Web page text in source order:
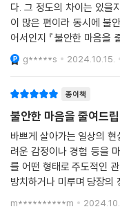
다. 그 정도의 차이는 있을
이 많은 편이라 동시에 불
어서인지 『불안한 마음을
하고 말하는 이 책의 내용
광고 속에 이런 불안감을 줄
g*****s 2024.10.15.
종이책
불안한 마음을 줄여드
바쁘게 살아가는 일상의
려운 감정이나 경험 등을
를 어떤 형태로 주도적인
방치하거나 미루며 당장의
는 건 아닌지도 이 책을 통
m**********m